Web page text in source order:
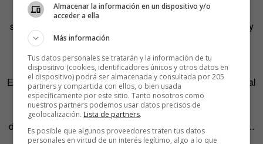
pero nos habíamos quedado sin él y decidí que a la
siguiente persona que entrase le iba a hacer una reserva y
un pedido. El primero me pidió seis cajas y me dijo que
coleccionaba vino», contó.
En ese momento, Vaynerchuk se dio cuenta de que, al igual
que hacía cuando tenía catorce años y vendía cromos de
deportistas en un centro comercial, podía hacer mucho
dinero así. «Wayne Gretzky, Michael Jordan, Vega Sicilia…
Era todo lo mismo. Decidí que quería la mayor empresa
Almacenar la información en un dispositivo y/o
acceder a ella
Más información
Tus datos personales se tratarán y la información de tu
dispositivo (cookies, identificadores únicos y otros datos en
el dispositivo) podrá ser almacenada y consultada por 205
partners y compartida con ellos, o bien usada
específicamente por este sitio. Tanto nosotros como
nuestros partners podemos usar datos precisos de
geolocalización. Lista de partners.
Es posible que algunos proveedores traten tus datos
personales en virtud de un interés legítimo, algo a lo que